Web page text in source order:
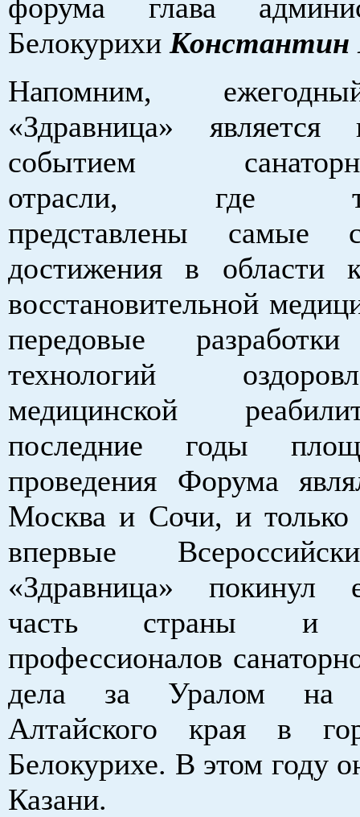
форума глава
Белокурихи Константин
Напомним,
«Здравница» является
событием
отрасли, где
представлены самые
достижения в области
восстановительной
передовые
технологий
медицинской
последние годы
проведения Форума
Москва и Сочи, и только
впервые
«Здравница» покинул
часть страны и
профессионалов
дела за Уралом на
Алтайского края в
Белокурихе. В этом году
Казани.